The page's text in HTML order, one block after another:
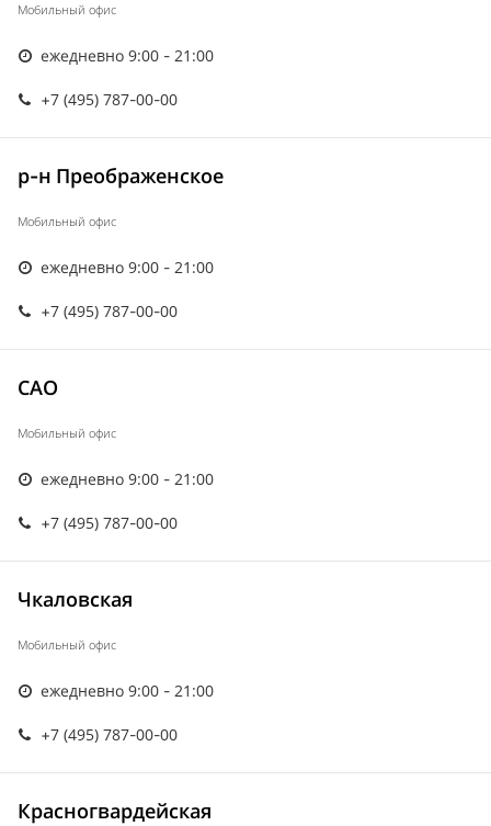
Мобильный офис
ежедневно 9:00 - 21:00
+7 (495) 787-00-00
р-н Преображенское
Мобильный офис
ежедневно 9:00 - 21:00
+7 (495) 787-00-00
САО
Мобильный офис
ежедневно 9:00 - 21:00
+7 (495) 787-00-00
Чкаловская
Мобильный офис
ежедневно 9:00 - 21:00
+7 (495) 787-00-00
Красногвардейская